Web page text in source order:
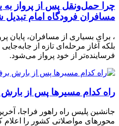
چرا حمل‌ونقل پس از پرواز
مسافران فرودگاه امام
، برای بسیاری از مسافران، پایان
بلکه آغاز مرحله‌ای تازه از
فرساینده‌تر از خود پرواز می‌شود.
راه کدام مسیرها پس از
جانشین پلیس راه راهور فراجا،
محورهای مواصلاتی کشور را اعلام